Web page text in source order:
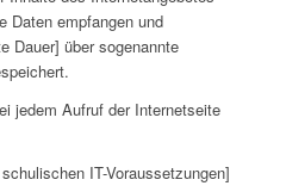
Daten empfangen und
Dauer] über sogenannte
jedem Aufruf der Internetseite
IT-Voraussetzungen]